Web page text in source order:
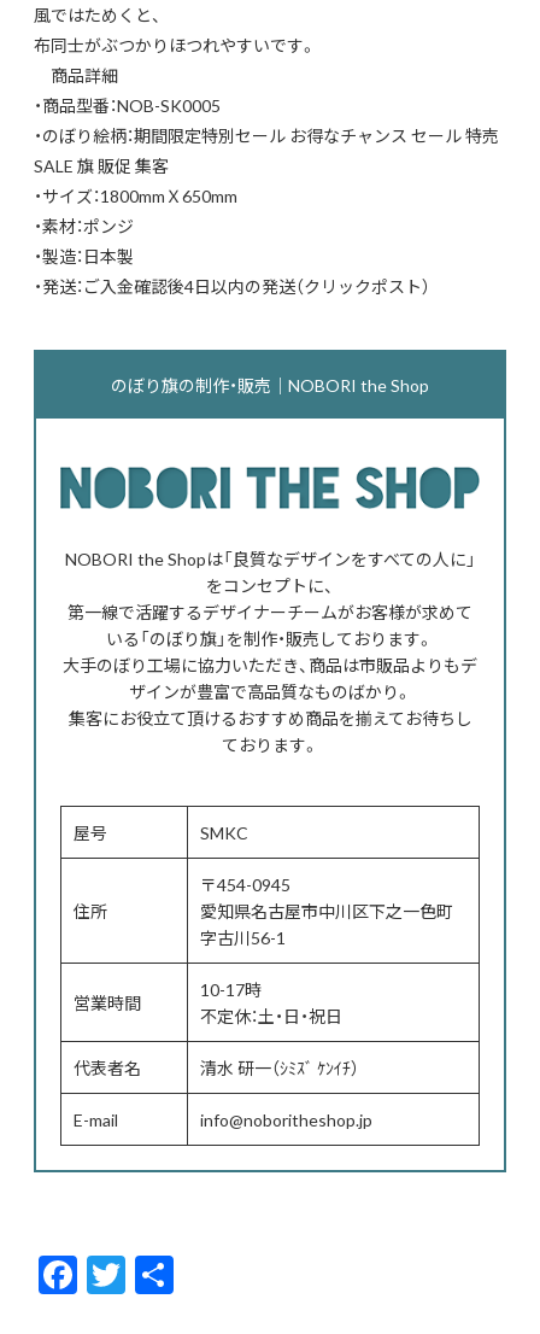
風ではためくと、
布同士がぶつかりほつれやすいです。
商品詳細
・商品型番：NOB-SK0005
・のぼり絵柄：期間限定特別セール お得なチャンス セール 特売
SALE 旗 販促 集客
・サイズ：1800mmＸ650mm
・素材：ポンジ
・製造：日本製
・発送：ご入金確認後4日以内の発送（クリックポスト）
のぼり旗の制作・販売｜NOBORI the Shop
NOBORI the Shopは「良質なデザインをすべての人に」
をコンセプトに、
第一線で活躍するデザイナーチームがお客様が求めて
いる「のぼり旗」を制作・販売しております。
大手のぼり工場に協力いただき、商品は市販品よりもデ
ザインが豊富で高品質なものばかり。
集客にお役立て頂けるおすすめ商品を揃えてお待ちし
ております。
屋号 SMKC
住所
〒454-0945
愛知県名古屋市中川区下之一色町
字古川56-1
営業時間
10-17時
不定休：土・日・祝日
代表者名 清水 研一（ｼﾐｽﾞ ｹﾝｲﾁ）
E-mail info@noboritheshop.jp
F
ac
T
w